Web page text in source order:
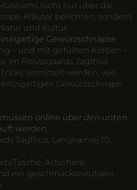
nicht nur über die
Kräuter berichten, sondern
und Kultur.
Gewürzschnäpse
– und mit gefüllten Körben –
im Provstgaards Jagthus
vermittelt werden, wie
Gewürzschnaps
online über den unten
werden.
Jagthus, Langkærvej 10,
Tasche, Astschere,
ein geschmacksneutraler